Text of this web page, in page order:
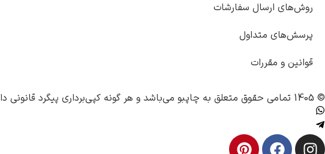
روش‌های ارسال سفارشات
پرسش‌های متداول
قوانین و مقررات
© 1405 تمامی حقوق متعلق به چاپبو می‌باشد و هر گونه کپی‌برداری پیگرد قانونی